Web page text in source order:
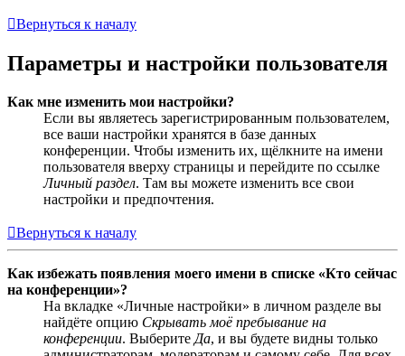
Вернуться к началу
Параметры и настройки пользователя
Как мне изменить мои настройки?
Если вы являетесь зарегистрированным пользователем,
все ваши настройки хранятся в базе данных
конференции. Чтобы изменить их, щёлкните на имени
пользователя вверху страницы и перейдите по ссылке
Личный раздел. Там вы можете изменить все свои
настройки и предпочтения.
Вернуться к началу
Как избежать появления моего имени в списке «Кто сейчас
на конференции»?
На вкладке «Личные настройки» в личном разделе вы
найдёте опцию Скрывать моё пребывание на
конференции. Выберите Да, и вы будете видны только